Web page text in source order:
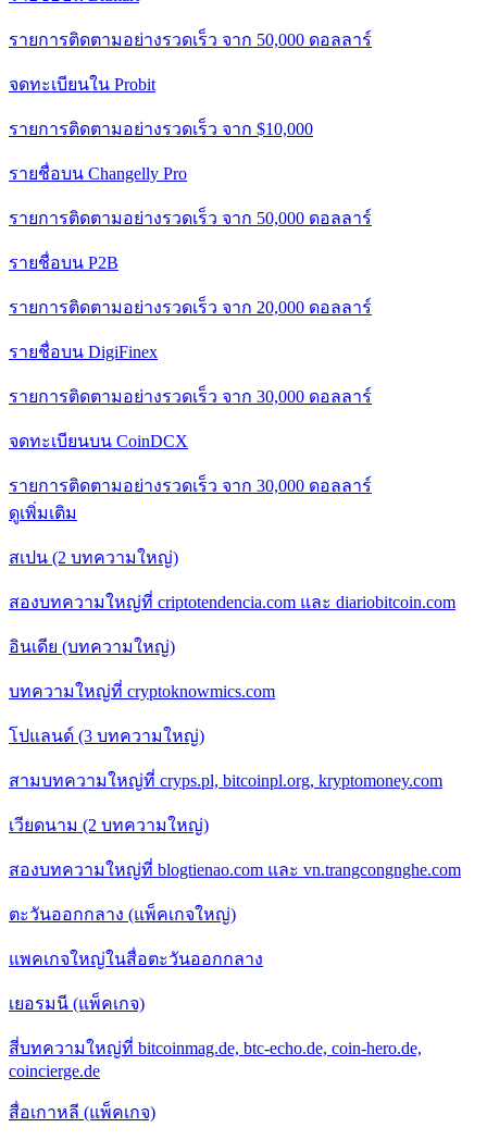
รายการติดตามอย่างรวดเร็ว จาก 50,000 ดอลลาร์
จดทะเบียนใน Probit
รายการติดตามอย่างรวดเร็ว จาก $10,000
รายชื่อบน Changelly Pro
รายการติดตามอย่างรวดเร็ว จาก 50,000 ดอลลาร์
รายชื่อบน P2B
รายการติดตามอย่างรวดเร็ว จาก 20,000 ดอลลาร์
รายชื่อบน DigiFinex
รายการติดตามอย่างรวดเร็ว จาก 30,000 ดอลลาร์
จดทะเบียนบน CoinDCX
รายการติดตามอย่างรวดเร็ว จาก 30,000 ดอลลาร์
ดูเพิ่มเติม
สเปน (2 บทความใหญ่)
สองบทความใหญ่ที่ criptotendencia.com และ diariobitcoin.com
อินเดีย (บทความใหญ่)
บทความใหญ่ที่ cryptoknowmics.com
โปแลนด์ (3 บทความใหญ่)
สามบทความใหญ่ที่ cryps.pl, bitcoinpl.org, kryptomoney.com
เวียดนาม (2 บทความใหญ่)
สองบทความใหญ่ที่ blogtienao.com และ vn.trangcongnghe.com
ตะวันออกกลาง (แพ็คเกจใหญ่)
แพคเกจใหญ่ในสื่อตะวันออกกลาง
เยอรมนี (แพ็คเกจ)
สี่บทความใหญ่ที่ bitcoinmag.de, btc-echo.de, coin-hero.de,
coincierge.de
สื่อเกาหลี (แพ็คเกจ)